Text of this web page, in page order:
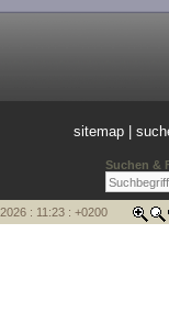
Suchen &
sitemap |
: 11:23 : +0200